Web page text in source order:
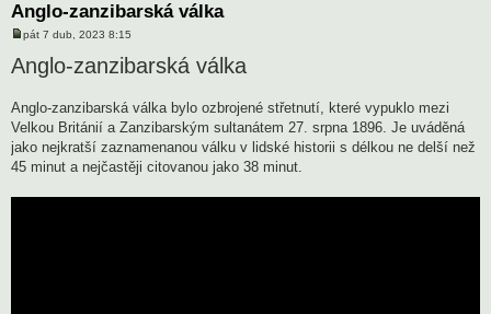
Anglo-zanzibarská válka
P
í
ě
v
e
k
pát 7 dub, 2023 8:15
Anglo-zanzibarská válka
Anglo-zanzibarská válka bylo ozbrojené střetnutí, které vypuklo mezi
Velkou Británií a Zanzibarským sultanátem 27. srpna 1896. Je uváděná
jako nejkratší zaznamenanou válku v lidské historii s délkou ne delší než
45 minut a nejčastěji citovanou jako 38 minut.